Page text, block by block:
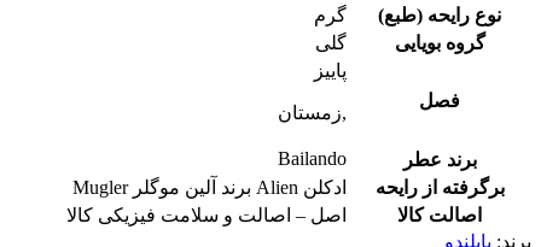
نوع رایحه (طبع)
گرم
گروه بویایی
گلی
فصل
پاییز
,زمستان
برند عطر
Bailando
برگرفته از رایحه
ادكلن Alien برند آلین موگلر Mugler
اصالت کالا
اصل – اصالت و سلامت فیزیکی کالا
برند: بایلندو